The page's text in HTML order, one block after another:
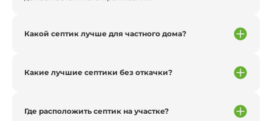
Какой септик лучше для частного дома?
Какие лучшие септики без откачки?
Где расположить септик на участке?